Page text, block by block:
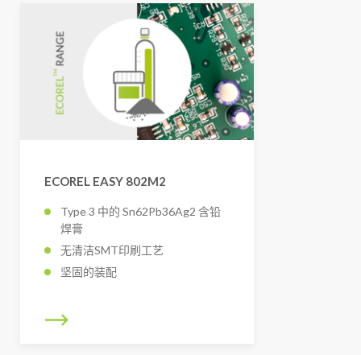
ECOREL EASY 802M2
Type 3 中的 Sn62Pb36Ag2 含铅
焊膏
无清洁SMT印刷工艺
坚固的装配